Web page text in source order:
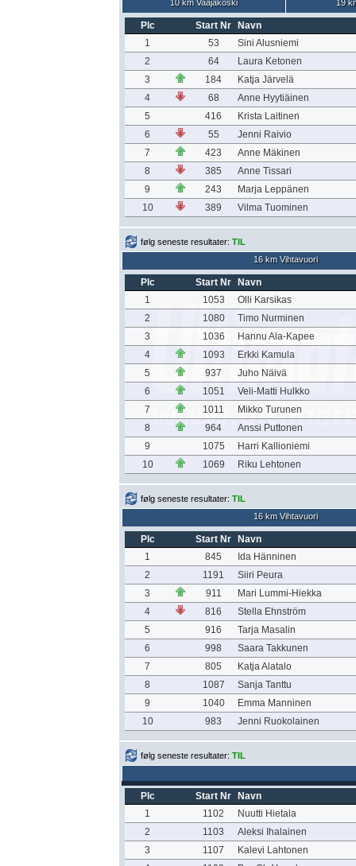
10 km Vaajakoski 19
Plc Start Nr
Navn
1
53
Sini Alusniemi
2
64
Laura Ketonen
3
184
Katja Järvelä
4
68
Anne Hyytiäinen
5
416
Krista Laitinen
6
55
Jenni Raivio
7
423
Anne Mäkinen
8
385
Anne Tissari
9
243
Marja Leppänen
10
389 Vilma Tuominen
følg seneste resultater: TIL
16 km Vihtavuori
Plc Start Nr
Navn
1
1053
Olli Karsikas
2
1080
Timo Nurminen
3
1036
Hannu Ala-Kapee
4
1093
Erkki Kamula
5
937
Juho Näivä
6
1051
Veli-Matti Hulkko
7
1011
Mikko Turunen
8
964
Anssi Puttonen
9
1075
Harri Kallioniemi
10
1069 Riku Lehtonen
følg seneste resultater: TIL
16 km Vihtavuori
Plc Start Nr
Navn
1
845
Ida Hänninen
2
1191
Siiri Peura
3
911
Mari Lummi-Hiekka
4
816
Stella Ehnström
5
916
Tarja Masalin
6
998
Saara Takkunen
7
805
Katja Alatalo
8
1087
Sanja Tanttu
9
1040
Emma Manninen
10
983 Jenni Ruokolainen
følg seneste resultater: TIL
Plc Start Nr
Navn
1
1102
Nuutti Hietala
2
1103
Aleksi Ihalainen
3
1107
Kalevi Lahtonen